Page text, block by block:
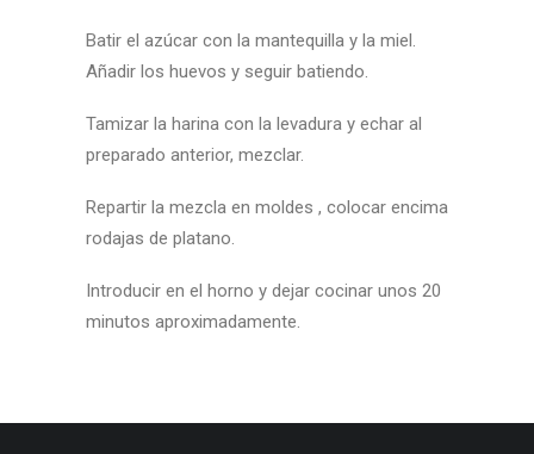
Batir el azúcar con la mantequilla y la miel.
Añadir los huevos y seguir batiendo.
Tamizar la harina con la levadura y echar al
preparado anterior, mezclar.
Repartir la mezcla en moldes , colocar encima
rodajas de platano.
Introducir en el horno y dejar cocinar unos 20
minutos aproximadamente.